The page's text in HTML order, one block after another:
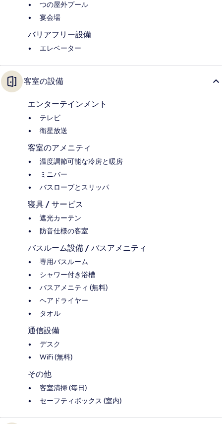
つの屋外プール
宴会場
バリアフリー設備
エレベーター
客室の設備
エンターテインメント
テレビ
衛星放送
客室のアメニティ
温度調節可能な冷房と暖房
ミニバー
バスローブとスリッパ
寝具 / サービス
遮光カーテン
防音仕様の客室
バスルーム設備 / バスアメニティ
専用バスルーム
シャワー付き浴槽
バスアメニティ (無料)
ヘアドライヤー
タオル
通信設備
デスク
WiFi (無料)
その他
客室清掃 (毎日)
セーフティボックス (室内)